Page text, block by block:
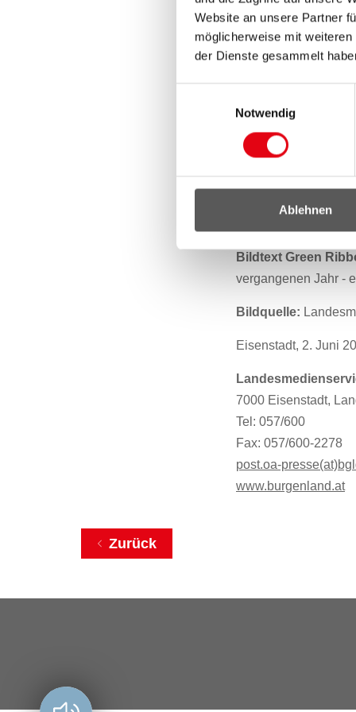
Website an unsere Partner
möglicherweise mit
der Dienste gesammelt
Notwendig
Ablehnen
Peter Doskozil.
Bei den Treffen und
Öffentlichkeits- und
Expertinnen und
auf den folgenden
Bildtext Green
vergangenen Jahr -
Bildquelle:
Eisenstadt, 2. Juni
7000 Eisenstadt,
Tel: 057/600
Fax: 057/600-2278
post.oa-
www.burgenland.at
Zurück